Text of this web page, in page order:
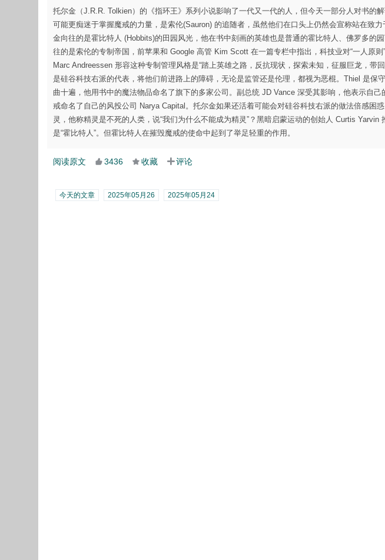
托尔金（J.R.R. Tolkien）的《指环王》系列小说影响了一代又一代的人，但今天一部分人对书的
可能更痴迷于掌握魔戒的力量，是索伦(Sauron) 的追随者，虽然他们在口头上仍然会宣称站在致
金向往的是霍比特人 (Hobbits)的田园风光，他在书中刻画的英雄也是普通的霍比特人、佛罗多的
往的是索伦的专制帝国，前苹果和 Google 高管 Kim Scott 在一篇专栏中指出，科技业对“一人原则
Marc Andreessen 形容这种专制管理风格是“踏上英雄之路，反抗现状，探索未知，征服巨龙，带
是硅谷科技右派的代表，将他们前进路上的障碍，无论是监管还是伦理，都视为恶棍。Thiel 是保
曲十遍，他用书中的魔法物品命名了旗下的多家公司。副总统 JD Vance 深受其影响，他表示自
戒命名了自己的风投公司 Narya Capital。托尔金如果还活着可能会对硅谷科技右派的做法倍感困
灵，他称精灵是不死的人类，说“我们为什么不能成为精灵”？黑暗启蒙运动的创始人 Curtis
是“霍比特人”。但霍比特人在摧毁魔戒的使命中起到了举足轻重的作用。
阅读原文 3436 收藏 评论
今天的文章 2025年05月26 2025年05月24